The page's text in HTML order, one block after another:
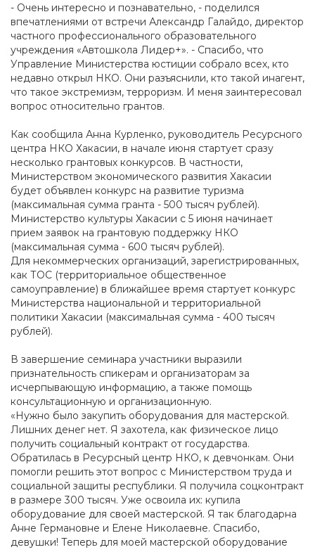
- Очень интересно и познавательно, - поделился
впечатлениями от встречи Александр Галайдо, директор
частного профессионального образовательного
учреждения «Автошкола Лидер+». - Спасибо, что
Управление Министерства юстиции собрало всех, кто
недавно открыл НКО. Они разъяснили, кто такой инагент,
что такое экстремизм, терроризм. И меня заинтересовал
вопрос относительно грантов.
Как сообщила Анна Курленко, руководитель Ресурсного
центра НКО Хакасии, в начале июня стартует сразу
несколько грантовых конкурсов. В частности,
Министерством экономического развития Хакасии
будет объявлен конкурс на развитие туризма
(максимальная сумма гранта - 500 тысяч рублей).
Министерство культуры Хакасии с 5 июня начинает
прием заявок на грантовую поддержку НКО
(максимальная сумма - 600 тысяч рублей).
Для некоммерческих организаций, зарегистрированных,
как ТОС (территориальное общественное
самоуправление) в ближайшее время стартует конкурс
Министерства национальной и территориальной
политики Хакасии (максимальная сумма - 400 тысяч
рублей).
В завершение семинара участники выразили
признательность спикерам и организаторам за
исчерпывающую информацию, а также помощь
консультационную и организационную.
«Нужно было закупить оборудования для мастерской.
Лишних денег нет. Я захотела, как физическое лицо
получить социальный контракт от государства.
Обратилась в Ресурсный центр НКО, к девчонкам. Они
помогли решить этот вопрос с Министерством труда и
социальной защиты республики. Я получила соцконтракт
в размере 300 тысяч. Уже освоила их: купила
оборудование для своей мастерской. Я так благодарна
Анне Германовне и Елене Николаевне. Спасибо,
девушки! Теперь для моей мастерской оборудование